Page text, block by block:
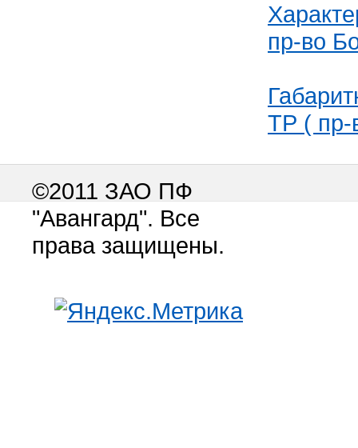
пр-во
ТР ( пр-
©2011 ЗАО ПФ
"Авангард". Все
права защищены.